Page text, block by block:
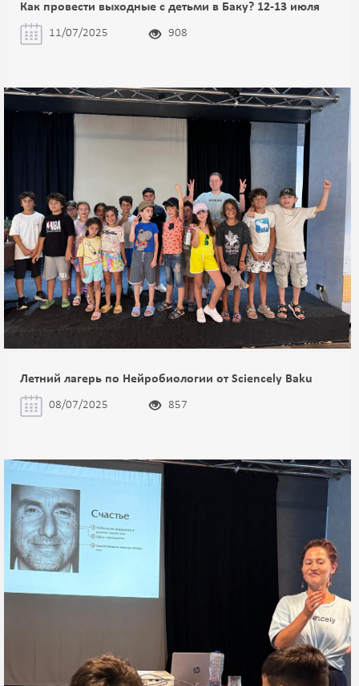
Как провести выходные с детьми в Баку? 12-13 июля
11/07/2025 908
Летний лагерь по Нейробиологии от Sciencely Baku
08/07/2025 857